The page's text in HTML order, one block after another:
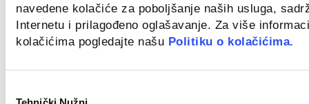
navedene kolačiće za poboljšanje naših usluga,
Internetu i prilagođeno oglašavanje. Za više
kolačićima pogledajte našu Politiku o kolačićima.
Novo